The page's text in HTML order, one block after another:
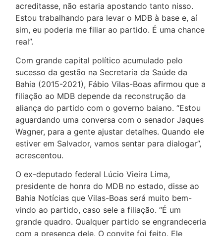
acreditasse, não estaria apostando tanto nisso.
Estou trabalhando para levar o MDB à base e, aí
sim, eu poderia me filiar ao partido. É uma chance
real”.
Com grande capital político acumulado pelo
sucesso da gestão na Secretaria da Saúde da
Bahia (2015-2021), Fábio Vilas-Boas afirmou que a
filiação ao MDB depende da reconstrução da
aliança do partido com o governo baiano. “Estou
aguardando uma conversa com o senador Jaques
Wagner, para a gente ajustar detalhes. Quando ele
estiver em Salvador, vamos sentar para dialogar”,
acrescentou.
O ex-deputado federal Lúcio Vieira Lima,
presidente de honra do MDB no estado, disse ao
Bahia Notícias que Vilas-Boas será muito bem-
vindo ao partido, caso sele a filiação. “É um
grande quadro. Qualquer partido se engrandeceria
com a presença dele. O convite foi feito. Ele